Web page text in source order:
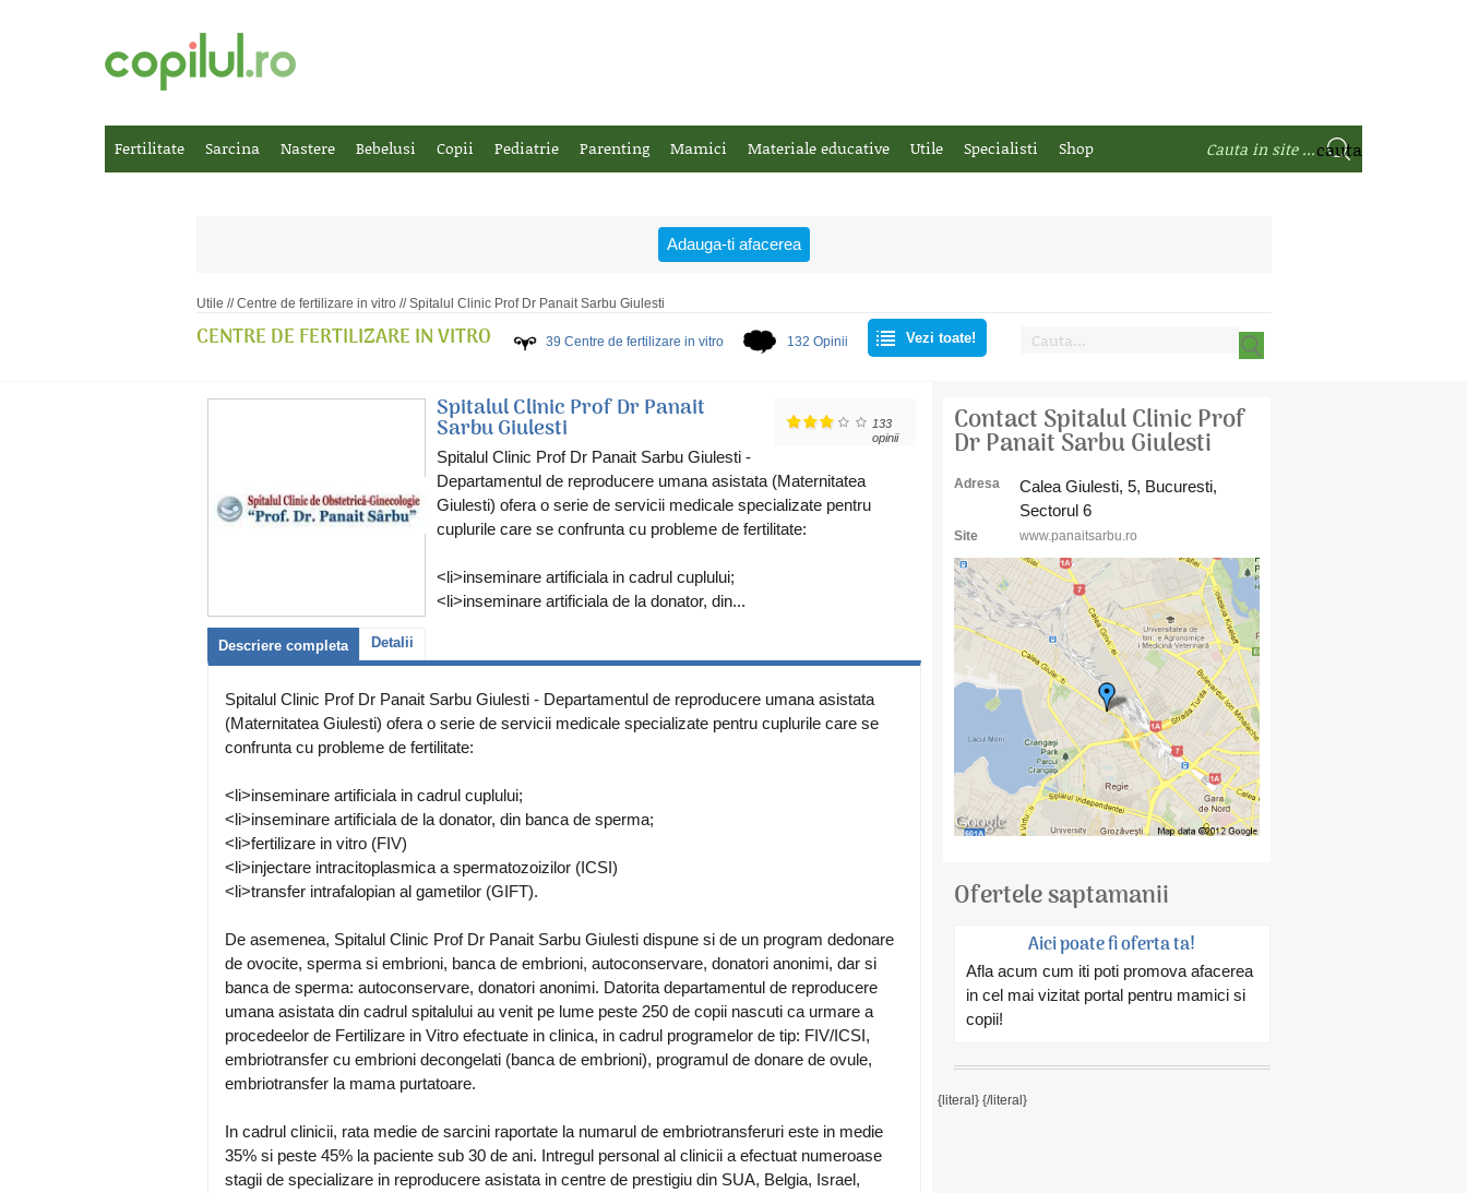
Fertilitate Sarcina Nastere Bebelusi Copii Pediatrie Parenting Mamici Materiale educative Utile Specialisti Shop
Adauga-ti afacerea
Utile //Centre de fertilizare in vitro // Spitalul Clinic Prof Dr Panait Sarbu Giulesti
CENTRE DE FERTILIZARE IN VITRO 39 Centre de fertilizare in vitro 132 Opinii Vezi toate!
133
opinii
Spitalul Clinic Prof Dr Panait
Sarbu Giulesti
Spitalul Clinic Prof Dr Panait Sarbu Giulesti -
Departamentul de reproducere umana asistata (Maternitatea
Giulesti) ofera o serie de servicii medicale specializate pentru
cuplurile care se confrunta cu probleme de fertilitate:
<li>inseminare artificiala in cadrul cuplului;
<li>inseminare artificiala de la donator, din...
Descriere completa Detalii
Spitalul Clinic Prof Dr Panait Sarbu Giulesti - Departamentul de reproducere umana asistata
(Maternitatea Giulesti) ofera o serie de servicii medicale specializate pentru cuplurile care se
confrunta cu probleme de fertilitate:
<li>inseminare artificiala in cadrul cuplului;
<li>inseminare artificiala de la donator, din banca de sperma;
<li>fertilizare in vitro (FIV)
<li>injectare intracitoplasmica a spermatozoizilor (ICSI)
<li>transfer intrafalopian al gametilor (GIFT).
De asemenea, Spitalul Clinic Prof Dr Panait Sarbu Giulesti dispune si de un program dedonare
de ovocite, sperma si embrioni, banca de embrioni, autoconservare, donatori anonimi, dar si
banca de sperma: autoconservare, donatori anonimi. Datorita departamentul de reproducere
umana asistata din cadrul spitalului au venit pe lume peste 250 de copii nascuti ca urmare a
procedeelor de Fertilizare in Vitro efectuate in clinica, in cadrul programelor de tip: FIV/ICSI,
embriotransfer cu embrioni decongelati (banca de embrioni), programul de donare de ovule,
embriotransfer la mama purtatoare.
In cadrul clinicii, rata medie de sarcini raportate la numarul de embriotransferuri este in medie
35% si peste 45% la paciente sub 30 de ani. Intregul personal al clinicii a efectuat numeroase
stagii de specializare in reproducere asistata in centre de prestigiu din SUA, Belgia, Israel,
Contact Spitalul Clinic Prof
Dr Panait Sarbu Giulesti
Adresa
Calea Giulesti, 5, Bucuresti,
Sectorul 6
Site www.panaitsarbu.ro
Ofertele saptamanii
Aici poate fi oferta ta!
Afla acum cum iti poti promova afacerea
in cel mai vizitat portal pentru mamici si
copii!
{literal} {/literal}